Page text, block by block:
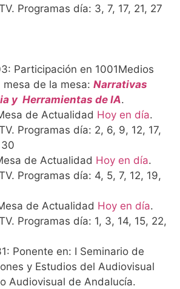
Programas día: 3, 7, 17, 21, 27
Participación en 1001Medios
mesa de la mesa: Narrativas
y Herramientas de IA.
de Actualidad Hoy en día.
Programas día: 2, 6, 9, 12, 17,
30
de Actualidad Hoy en día.
Programas día: 4, 5, 7, 12, 19,
de Actualidad Hoy en día.
Programas día: 1, 3, 14, 15, 22,
Ponente en: I Seminario de
y Estudios del Audiovisual
Audiovisual de Andalucía.